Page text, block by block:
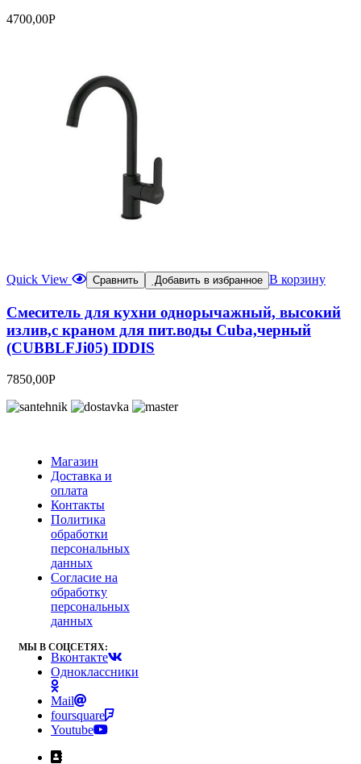
4700,00Р
Quick View Сравнить Добавить в избранное В корзину
Смеситель для кухни однорычажный, высокий
излив,с краном для пит.воды Cuba,черный
(CUBBLFJi05) IDDIS
7850,00Р
Магазин
Доставка и
оплата
Контакты
Политика
обработки
персональных
данных
Согласие на
обработку
персональных
данных
МЫ В СОЦСЕТЯХ:
Вконтакте
Одноклассники
Mail
foursquare
Youtube